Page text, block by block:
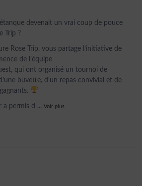
devenait un vrai coup de pouce
Trip ?
Rose Trip, vous partage l’initiative de
de l’équipe
qui ont organisé un tournoi de
buvette, d’un repas convivial et de
a permis d ... Voir plus